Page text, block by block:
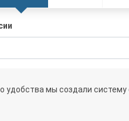
мы создали систему